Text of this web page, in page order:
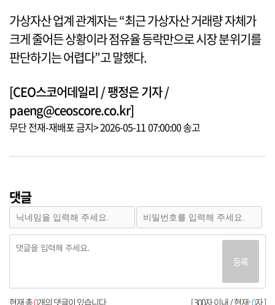
가상자산 업계 관계자는 “최근 가상자산 거래량 자체가
크게 줄어든 상황이라 점유율 등락만으로 시장 분위기를
판단하기는 어렵다”고 말했다.
[CEO스코어데일리 / 팽정은 기자 /
paeng@ceoscore.co.kr]
무단 전재-재배포 금지> 2026-05-11 07:00:00 송고
댓글
등록
[ 300자 이내 / 현재:0자 ]
현재 총0개의 댓글이 있습니다.